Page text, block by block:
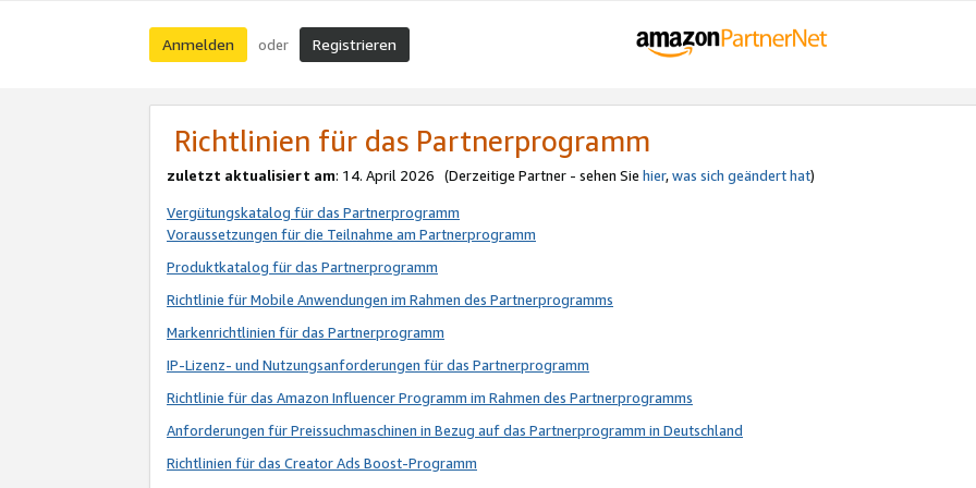
Anmelden oder Registrieren
Richtlinien für das Partnerprogramm
zuletzt aktualisiert am: 14. April 2026 (Derzeitige Partner - sehen Sie hier,was sich geändert hat)
Vergütungskatalog für das Partnerprogramm
Voraussetzungen für die Teilnahme am Partnerprogramm
Produktkatalog für das Partnerprogramm
Richtlinie für Mobile Anwendungen im Rahmen des Partnerprogramms
Markenrichtlinien für das Partnerprogramm
IP-Lizenz- und Nutzungsanforderungen für das Partnerprogramm
Richtlinie für das Amazon Influencer Programm im Rahmen des Partnerprogramms
Anforderungen für Preissuchmaschinen in Bezug auf das Partnerprogramm in Deutschland
Richtlinien für das Creator Ads Boost-Programm